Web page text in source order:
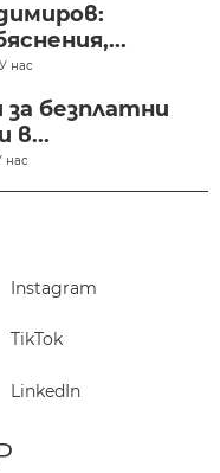
У нас
за безплатни
в...
нас
Instagram
TikTok
LinkedIn